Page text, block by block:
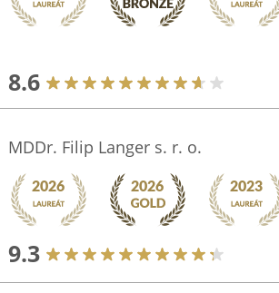
8.6
MDDr. Filip Langer s. r. o.
9.3